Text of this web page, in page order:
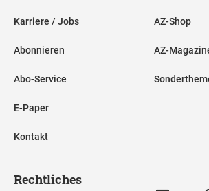
Karriere / Jobs
Abonnieren
Abo-Service
E-Paper
Kontakt
AZ-Shop
AZ-
Rechtliches